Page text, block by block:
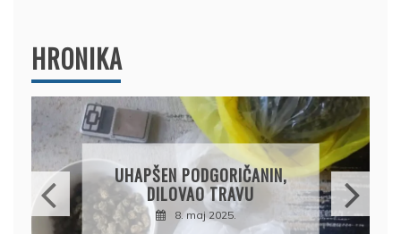
HRONIKA
DRŽAVLJANIN RUSIJE
OSUMNJIČEN DA JE
PRODAO TUĐI BMW,
DRŽAVU NAPUSTIO
BRODOM